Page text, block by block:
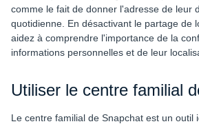
comme le fait de donner l'adresse de leur
quotidienne. En désactivant le partage de
aidez à comprendre l'importance de la
informations personnelles et de leur
Utiliser le centre familial
Le centre familial de Snapchat est un outil